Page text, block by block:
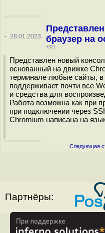
· 28.01.2023
браузер на
+32)
Представлен новый
основанный на движке
терминале любые сайты, в
поддерживает почти все
и средства для
Работа возможна как при
при подключении через
Chromium написана на
Следующая
Партнёры: